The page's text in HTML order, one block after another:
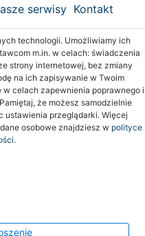
serwisy Kontakt
technologii. Umożliwiamy ich
m.in. w celach: świadczenia
strony internetowej, bez zmiany
na ich zapisywanie w Twoim
celach zapewnienia poprawnego i
że możesz samodzielnie
ustawienia przeglądarki. Więcej
osobowe znajdziesz w polityce